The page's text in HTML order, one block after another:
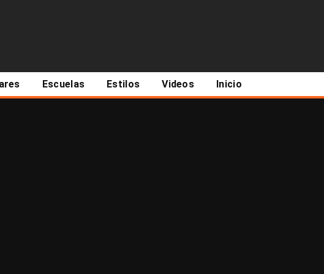
Escuelas Estilos Videos Inicio